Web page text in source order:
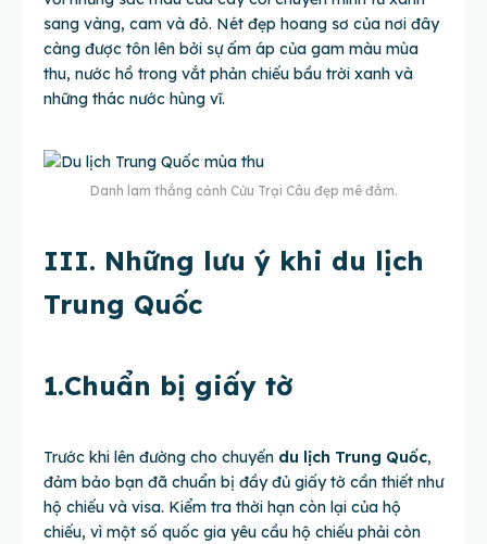
sang vàng, cam và đỏ. Nét đẹp hoang sơ của nơi đây
càng được tôn lên bởi sự ấm áp của gam màu mùa
thu, nước hồ trong vắt phản chiếu bầu trời xanh và
những thác nước hùng vĩ.
Danh lam thắng cảnh Cửu Trại Câu đẹp mê đắm.
III. Những lưu ý khi du lịch
Trung Quốc
1.Chuẩn bị giấy tờ
Trước khi lên đường cho chuyến du lịch Trung Quốc,
đảm bảo bạn đã chuẩn bị đầy đủ giấy tờ cần thiết như
hộ chiếu và visa. Kiểm tra thời hạn còn lại của hộ
chiếu, vì một số quốc gia yêu cầu hộ chiếu phải còn